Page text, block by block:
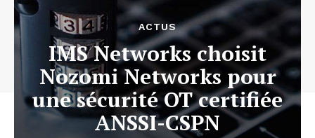
ACTUS
IMS Networks choisit
Nozomi Networks pour
une sécurité OT certifiée
ANSSI-CSPN